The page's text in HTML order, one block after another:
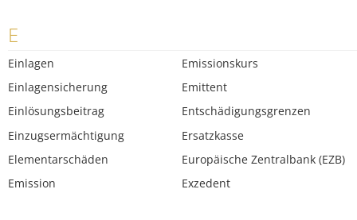
E
Einlagen
Einlagensicherung
Einlösungsbeitrag
Einzugsermächtigung
Elementarschäden
Emission
Emissionskurs
Emittent
Entschädigungsgrenzen
Ersatzkasse
Europäische Zentralbank (EZB)
Exzedent